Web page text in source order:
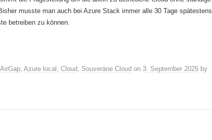
musste man auch bei Azure Stack immer alle 30 Tage spätestens
betreiben zu können.
AirGap, Azure local , Cloud, Souveräne Cloud on 3. September 2025 by